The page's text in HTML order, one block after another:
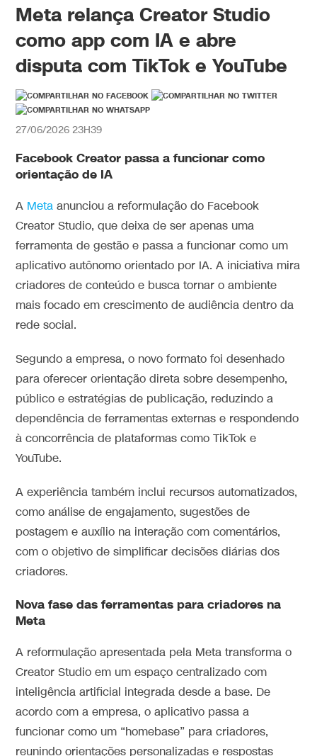
Meta relança Creator Studio
como app com IA e abre
disputa com TikTok e YouTube
27/06/2026 23H39
Facebook Creator passa a funcionar como
orientação de IA
A Meta anunciou a reformulação do Facebook
Creator Studio, que deixa de ser apenas uma
ferramenta de gestão e passa a funcionar como um
aplicativo autônomo orientado por IA. A iniciativa mira
criadores de conteúdo e busca tornar o ambiente
mais focado em crescimento de audiência dentro da
rede social.
Segundo a empresa, o novo formato foi desenhado
para oferecer orientação direta sobre desempenho,
público e estratégias de publicação, reduzindo a
dependência de ferramentas externas e respondendo
à concorrência de plataformas como TikTok e
YouTube.
A experiência também inclui recursos automatizados,
como análise de engajamento, sugestões de
postagem e auxílio na interação com comentários,
com o objetivo de simplificar decisões diárias dos
criadores.
Nova fase das ferramentas para criadores na
Meta
A reformulação apresentada pela Meta transforma o
Creator Studio em um espaço centralizado com
inteligência artificial integrada desde a base. De
acordo com a empresa, o aplicativo passa a
funcionar como um “homebase” para criadores,
reunindo orientações personalizadas e respostas